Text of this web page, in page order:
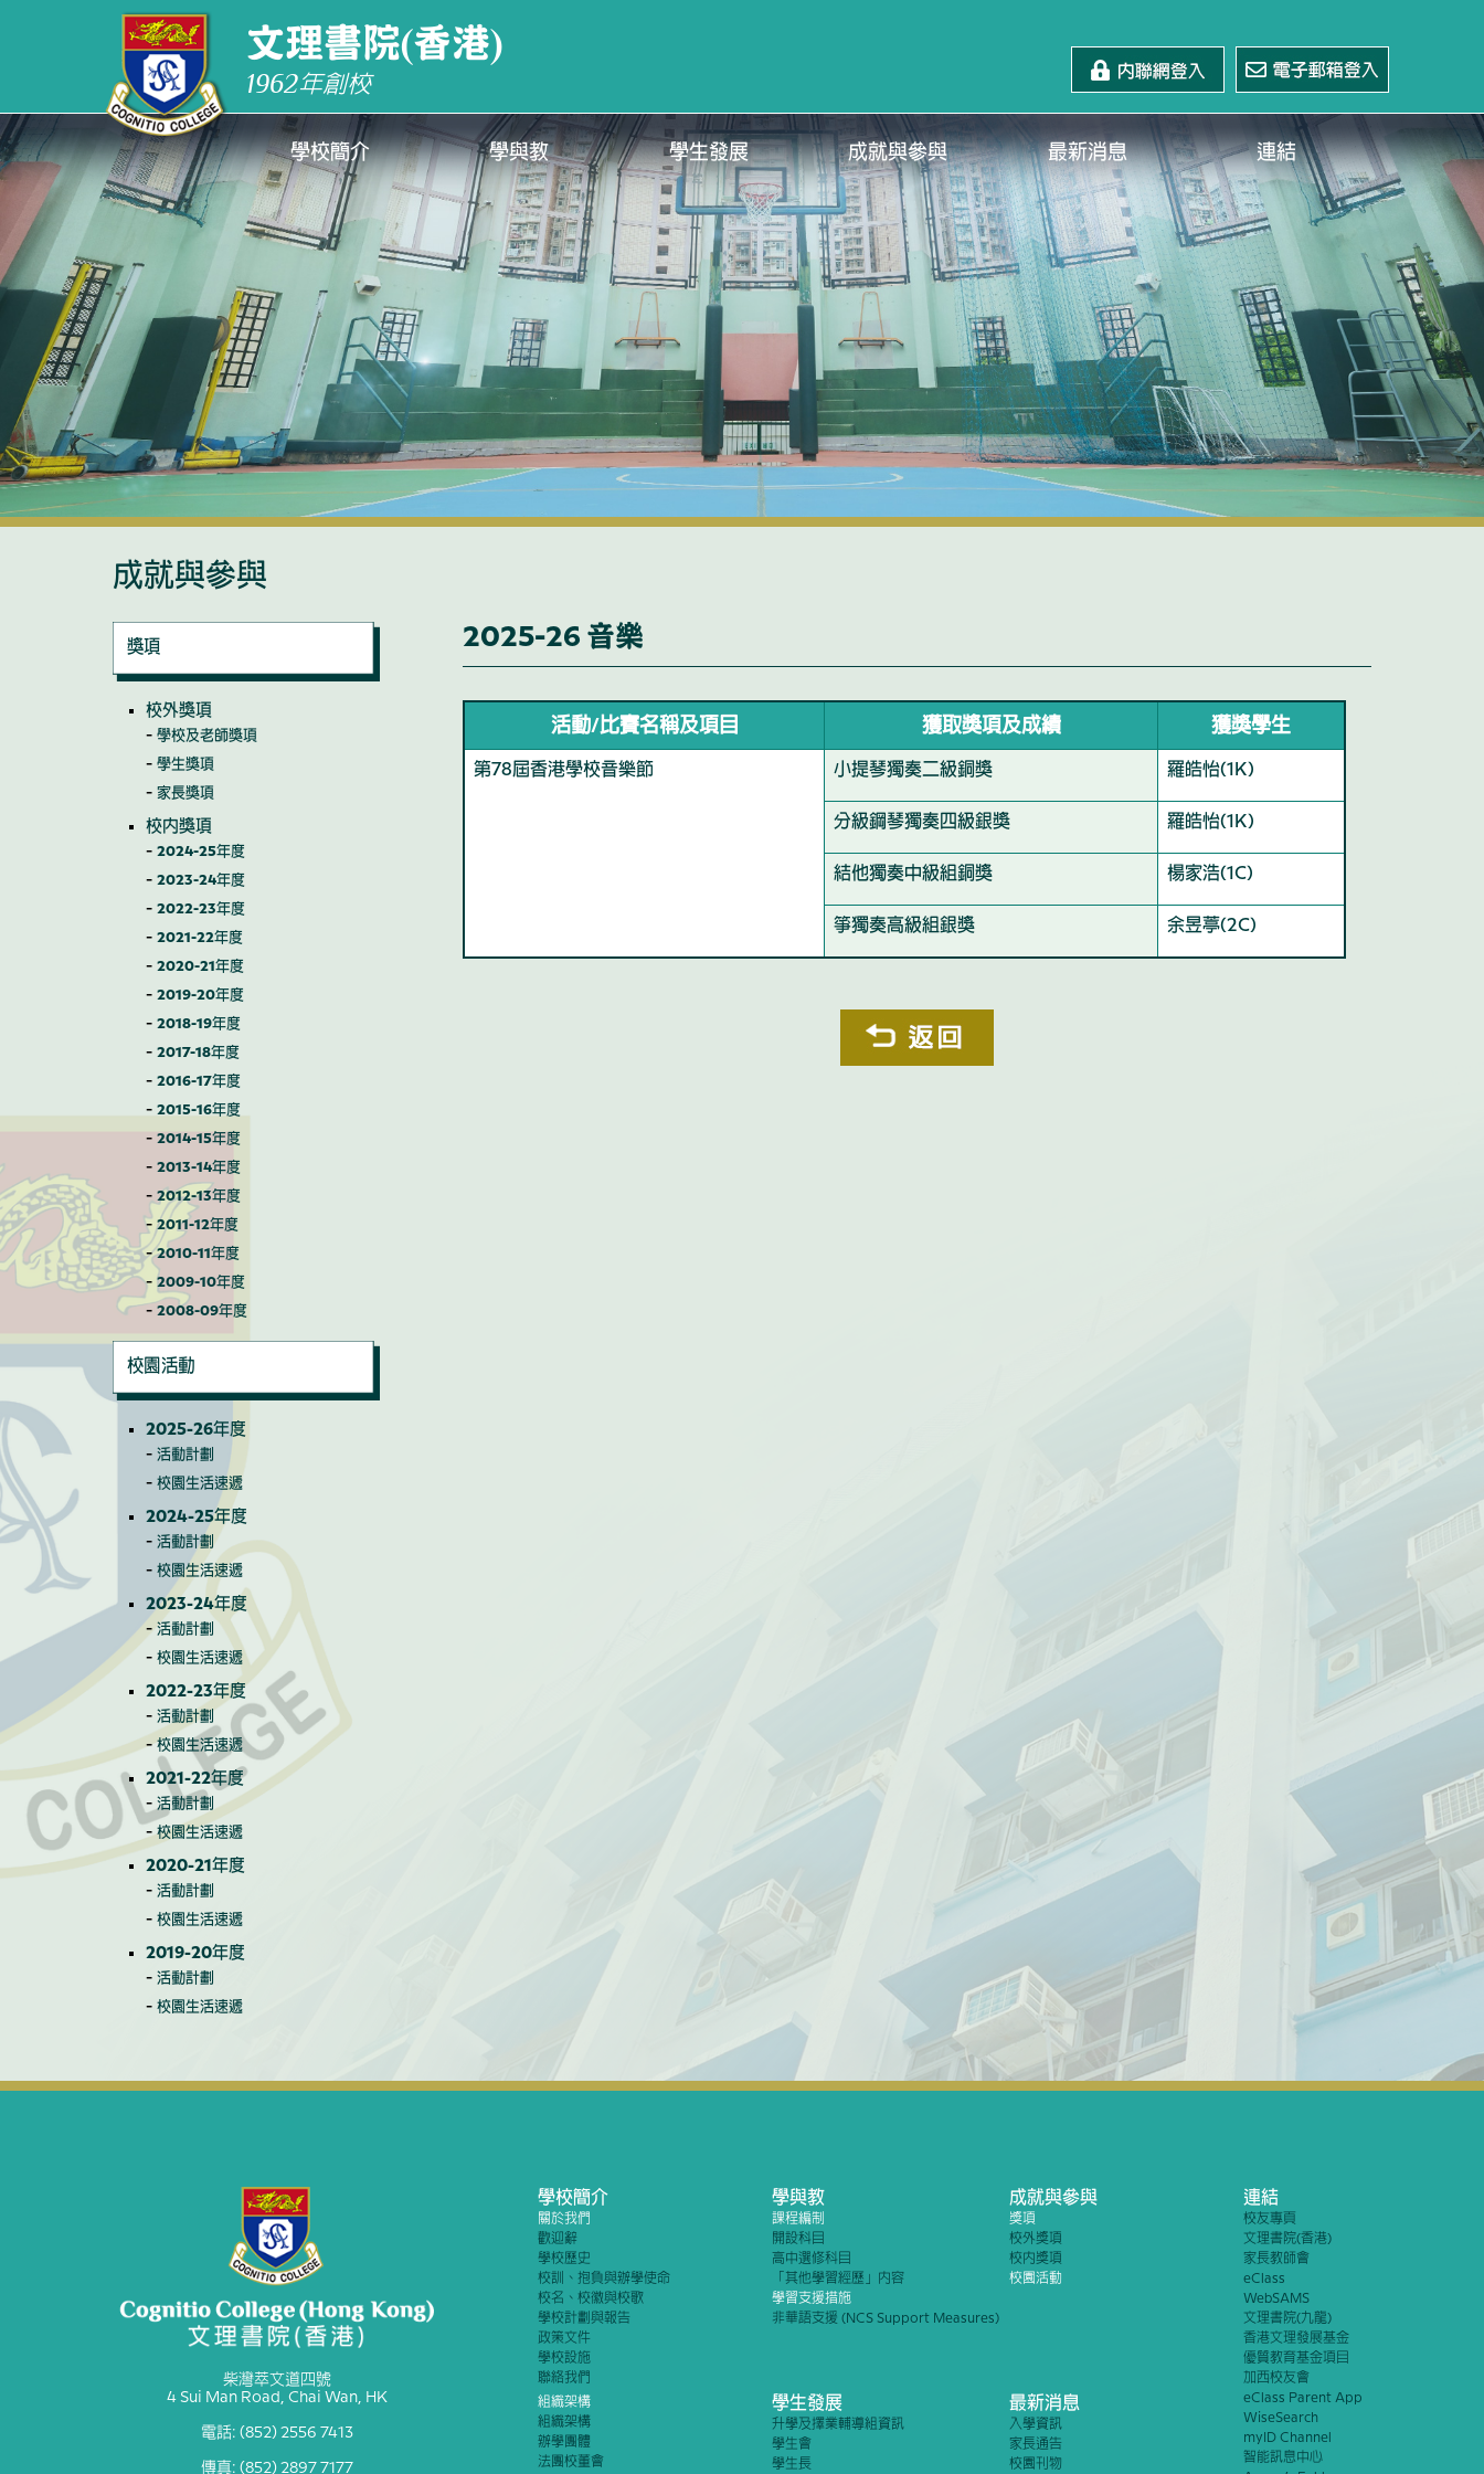
文理書院(香港)
1962年創校
學校簡介 學與教 學生發展 成就與參與 最新消息 連結
成就與參與
獎項
校外獎項
學校及老師獎項
學生獎項
家長獎項
校內獎項
2024-25年度
2023-24年度
2022-23年度
2021-22年度
2020-21年度
2019-20年度
2018-19年度
2017-18年度
2016-17年度
2015-16年度
2014-15年度
2013-14年度
2012-13年度
2011-12年度
2010-11年度
2009-10年度
2008-09年度
校園活動
2025-26年度
活動計劃
校園生活速遞
2024-25年度
活動計劃
校園生活速遞
2023-24年度
活動計劃
校園生活速遞
2022-23年度
活動計劃
校園生活速遞
2021-22年度
活動計劃
校園生活速遞
2020-21年度
活動計劃
校園生活速遞
2019-20年度
活動計劃
校園生活速遞
2025-26 音樂
活動/比賽名稱及項目 獲取獎項及成績 獲獎學生
第78屆香港學校音樂節 小提琴獨奏二級銅獎 羅皓怡(1K)
分級鋼琴獨奏四級銀獎 羅皓怡(1K)
結他獨奏中級組銅獎 楊家浩(1C)
箏獨奏高級組銀獎 余昱葶(2C)
柴灣萃文道四號
4 Sui Man Road, Chai Wan, HK
電話: (852) 2556 7413
傳真: (852) 2897 7177
學校簡介
關於我們
歡迎辭
學校歷史
校訓、抱負與辦學使命
校名、校徽與校歌
學校計劃與報告
政策文件
學校設施
聯絡我們
學與教
課程編制
開設科目
高中選修科目
「其他學習經歷」內容
學習支援措施
非華語支援 (NCS Support Measures)
成就與參與
獎項
校外獎項
校內獎項
校園活動
連結
校友專頁
文理書院(香港)
家長教師會
eClass
WebSAMS
文理書院(九龍)
香港文理發展基金
優質教育基金項目
加西校友會
eClass Parent App
WiseSearch
myID Channel
智能訊息中心
組織架構
組織架構
辦學團體
法團校董會
學生發展
升學及擇業輔導組資訊
學生會
學生長
最新消息
入學資訊
家長通告
校園刊物